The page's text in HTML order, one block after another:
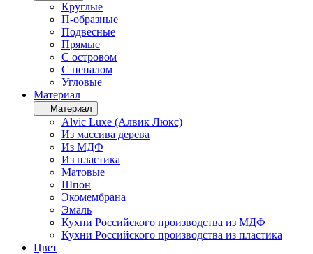
Круглые
П-образные
Подвесные
Прямые
С островом
С пеналом
Угловые
Материал
Материал
Alvic Luxe (Алвик Люкс)
Из массива дерева
Из МДФ
Из пластика
Матовые
Шпон
Экомембрана
Эмаль
Кухни Российского производства из МДФ
Кухни Российского производства из пластика
Цвет